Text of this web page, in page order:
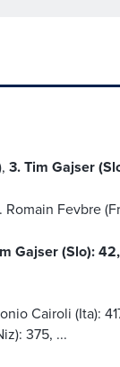
3. Tim Gajser
Romain Fevbre
Gajser (Slo): 42,
Cairoli (Ita):
375, ...